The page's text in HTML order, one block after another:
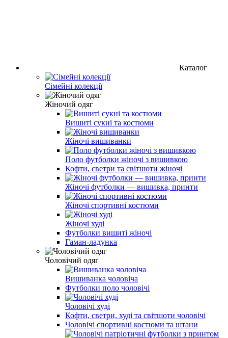
Каталог
Сімейні колекції
Жіночий одяг
Вишиті сукні та костюми
Жіночі вишиванки
Поло футболки жіночі з вишивкою
Кофти, светри та світшоти жіночі
Жіночі футболки — вишивка, принти
Жіночі спортивні костюми
Жіночі худі
Футболки вишиті жіночі
Гаман-ладунка
Чоловічий одяг
Вишиванка чоловіча
Футболки поло чоловічі
Чоловічі худі
Кофти, светри, худі та світшоти чоловічі
Чоловічі спортивні костюми та штани